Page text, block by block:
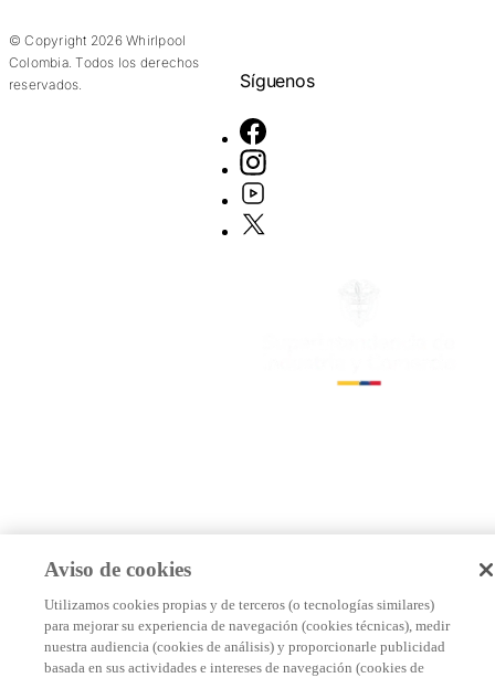
© Copyright 2026 Whirlpool
Colombia. Todos los derechos
reservados.
Síguenos
Aviso de cookies
Utilizamos cookies propias y de terceros (o tecnologías similares)
para mejorar su experiencia de navegación (cookies técnicas), medir
nuestra audiencia (cookies de análisis) y proporcionarle publicidad
basada en sus actividades e intereses de navegación (cookies de